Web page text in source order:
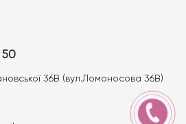
50
36В (вул.Ломоносова 36В)